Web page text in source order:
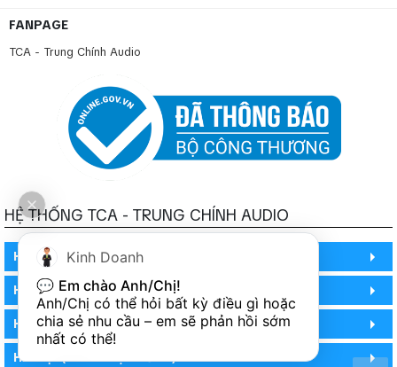
FANPAGE
TCA - Trung Chính Audio
HỆ THỐNG TCA - TRUNG CHÍNH AUDIO
HỒ CHÍ MINH
HỒ CHÍ MINH
HỒ CHÍ MINH (PHÒNG BẢO HÀNH)
HÀ NỘI (DEMO HỆ THỐNG)
Kinh Doanh
💬 Em chào Anh/Chị!
Anh/Chị có thể hỏi bất kỳ điều gì hoặc
chia sẻ nhu cầu – em sẽ phản hồi sớm
nhất có thể!